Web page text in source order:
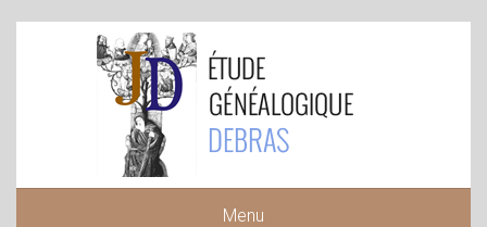
Menu